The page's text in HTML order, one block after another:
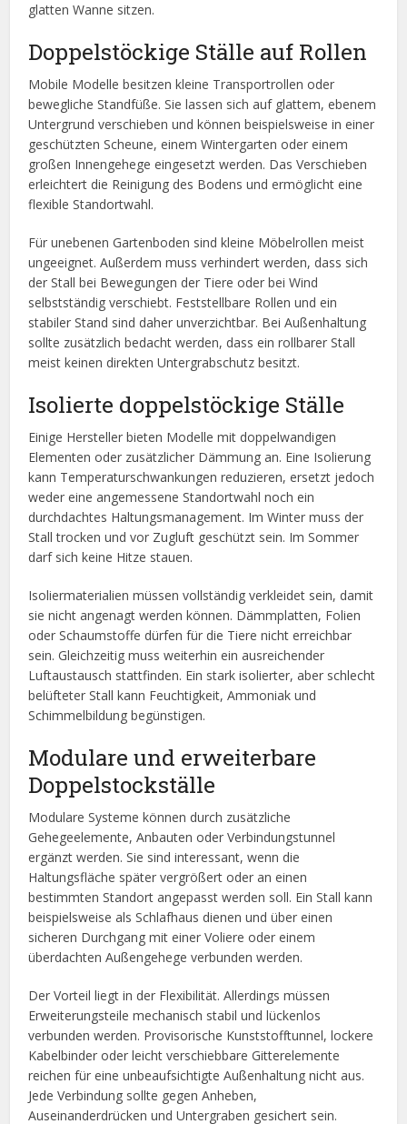
glatten Wanne sitzen.
Doppelstöckige Ställe auf Rollen
Mobile Modelle besitzen kleine Transportrollen oder
bewegliche Standfüße. Sie lassen sich auf glattem, ebenem
Untergrund verschieben und können beispielsweise in einer
geschützten Scheune, einem Wintergarten oder einem
großen Innengehege eingesetzt werden. Das Verschieben
erleichtert die Reinigung des Bodens und ermöglicht eine
flexible Standortwahl.
Für unebenen Gartenboden sind kleine Möbelrollen meist
ungeeignet. Außerdem muss verhindert werden, dass sich
der Stall bei Bewegungen der Tiere oder bei Wind
selbstständig verschiebt. Feststellbare Rollen und ein
stabiler Stand sind daher unverzichtbar. Bei Außenhaltung
sollte zusätzlich bedacht werden, dass ein rollbarer Stall
meist keinen direkten Untergrabschutz besitzt.
Isolierte doppelstöckige Ställe
Einige Hersteller bieten Modelle mit doppelwandigen
Elementen oder zusätzlicher Dämmung an. Eine Isolierung
kann Temperaturschwankungen reduzieren, ersetzt jedoch
weder eine angemessene Standortwahl noch ein
durchdachtes Haltungsmanagement. Im Winter muss der
Stall trocken und vor Zugluft geschützt sein. Im Sommer
darf sich keine Hitze stauen.
Isoliermaterialien müssen vollständig verkleidet sein, damit
sie nicht angenagt werden können. Dämmplatten, Folien
oder Schaumstoffe dürfen für die Tiere nicht erreichbar
sein. Gleichzeitig muss weiterhin ein ausreichender
Luftaustausch stattfinden. Ein stark isolierter, aber schlecht
belüfteter Stall kann Feuchtigkeit, Ammoniak und
Schimmelbildung begünstigen.
Modulare und erweiterbare
Doppelstockställe
Modulare Systeme können durch zusätzliche
Gehegeelemente, Anbauten oder Verbindungstunnel
ergänzt werden. Sie sind interessant, wenn die
Haltungsfläche später vergrößert oder an einen
bestimmten Standort angepasst werden soll. Ein Stall kann
beispielsweise als Schlafhaus dienen und über einen
sicheren Durchgang mit einer Voliere oder einem
überdachten Außengehege verbunden werden.
Der Vorteil liegt in der Flexibilität. Allerdings müssen
Erweiterungsteile mechanisch stabil und lückenlos
verbunden werden. Provisorische Kunststofftunnel, lockere
Kabelbinder oder leicht verschiebbare Gitterelemente
reichen für eine unbeaufsichtigte Außenhaltung nicht aus.
Jede Verbindung sollte gegen Anheben,
Auseinanderdrücken und Untergraben gesichert sein.